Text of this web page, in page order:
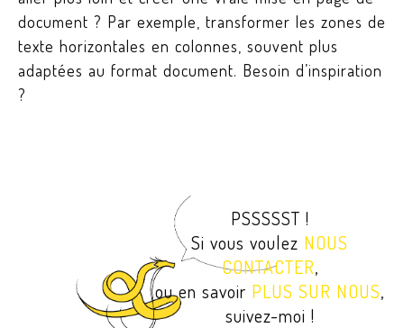
document ? Par exemple, transformer les zones de
texte horizontales en colonnes, souvent plus
adaptées au format document. Besoin d’inspiration
?
PSSSSST !
Si vous voulez NOUS
CONTACTER,
ou en savoir PLUS SUR NOUS,
suivez-moi !